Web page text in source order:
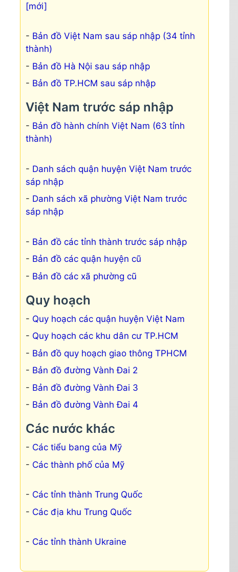
[mới]
Bản đồ Việt Nam sau sáp nhập (34 tỉnh
thành)
Bản đồ Hà Nội sau sáp nhập
Bản đồ TP.HCM sau sáp nhập
Việt Nam trước sáp nhập
Bản đồ hành chính Việt Nam (63 tỉnh
thành)
Danh sách quận huyện Việt Nam trước
sáp nhập
Danh sách xã phường Việt Nam trước
sáp nhập
Bản đồ các tỉnh thành trước sáp nhập
Bản đồ các quận huyện cũ
Bản đồ các xã phường cũ
Quy hoạch
Quy hoạch các quận huyện Việt Nam
Quy hoạch các khu dân cư TP.HCM
Bản đồ quy hoạch giao thông TPHCM
Bản đồ đường Vành Đai 2
Bản đồ đường Vành Đai 3
Bản đồ đường Vành Đai 4
Các nước khác
Các tiểu bang của Mỹ
Các thành phố của Mỹ
Các tỉnh thành Trung Quốc
Các địa khu Trung Quốc
Các tỉnh thành Ukraine